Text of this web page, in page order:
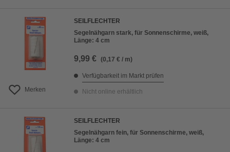
Bewertung
Merken
SEILFLECHTER
Segelnähgarn stark, für Sonnenschirme, weiß,
Länge: 4 cm
9,99 € (0,17 € / m)
Verfügbarkeit im Markt prüfen
Nicht online erhältlich
SEILFLECHTER
Segelnähgarn fein, für Sonnenschirme, weiß,
Länge: 4 cm